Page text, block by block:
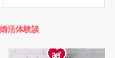
活体験談